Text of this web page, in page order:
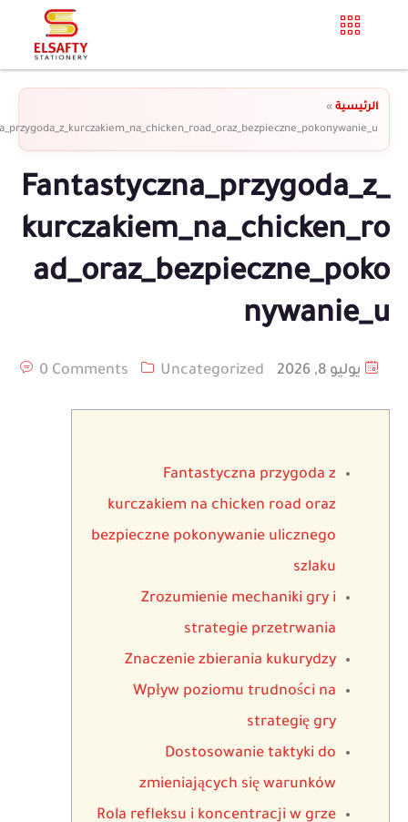
الرئيسية »
Fantastyczna_przygoda_z_
kurczakiem_na_chicken_ro
ad_oraz_bezpieczne_poko
nywanie_u
يوليو 8, 2026 Uncategorized
0 Comments
Fantastyczna przygoda z
kurczakiem na chicken road oraz
bezpieczne pokonywanie ulicznego
szlaku
Zrozumienie mechaniki gry i
strategie przetrwania
Znaczenie zbierania kukurydzy
Wpływ poziomu trudności na
strategię gry
Dostosowanie taktyki do
zmieniających się warunków
Rola refleksu i koncentracji w grze